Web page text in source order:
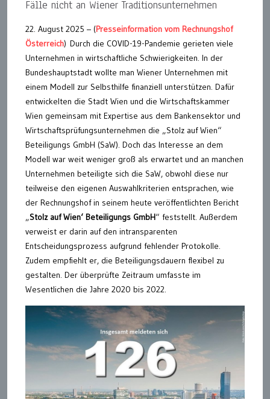
Fälle nicht an Wiener Traditionsunternehmen
22. August 2025 – (Presseinformation vom Rechnungshof
Österreich) Durch die COVID-19-Pandemie gerieten viele
Unternehmen in wirtschaftliche Schwierigkeiten. In der
Bundeshauptstadt wollte man Wiener Unternehmen mit
einem Modell zur Selbsthilfe finanziell unterstützen. Dafür
entwickelten die Stadt Wien und die Wirtschaftskammer
Wien gemeinsam mit Expertise aus dem Bankensektor und
Wirtschaftsprüfungsunternehmen die „Stolz auf Wien“
Beteiligungs GmbH (SaW). Doch das Interesse an dem
Modell war weit weniger groß als erwartet und an manchen
Unternehmen beteiligte sich die SaW, obwohl diese nur
teilweise den eigenen Auswahlkriterien entsprachen, wie
der Rechnungshof in seinem heute veröffentlichten Bericht
„Stolz auf Wien‘ Beteiligungs GmbH“ feststellt. Außerdem
verweist er darin auf den intransparenten
Entscheidungsprozess aufgrund fehlender Protokolle.
Zudem empfiehlt er, die Beteiligungsdauern flexibel zu
gestalten. Der überprüfte Zeitraum umfasste im
Wesentlichen die Jahre 2020 bis 2022.